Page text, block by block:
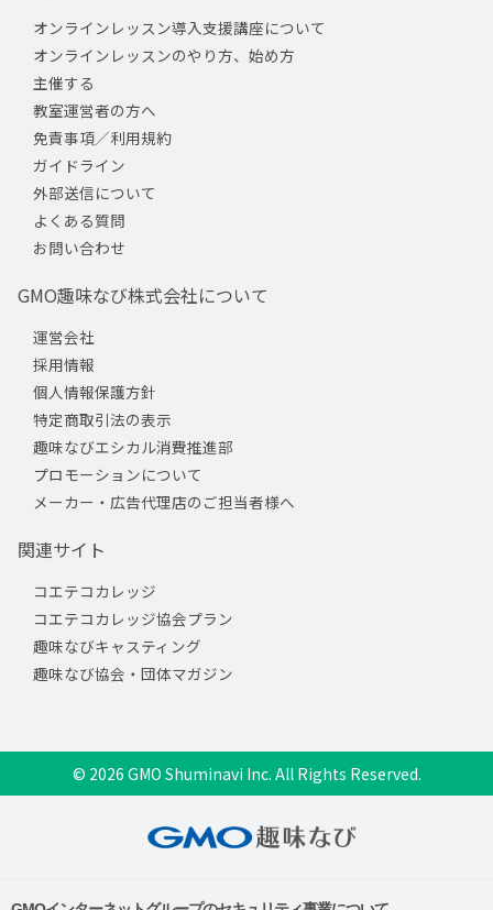
オンラインレッスン導入支援講座について
オンラインレッスンのやり方、始め方
主催する
教室運営者の方へ
免責事項／利用規約
ガイドライン
外部送信について
よくある質問
お問い合わせ
GMO趣味なび株式会社について
運営会社
採用情報
個人情報保護方針
特定商取引法の表示
趣味なびエシカル消費推進部
プロモーションについて
メーカー・広告代理店のご担当者様へ
関連サイト
コエテコカレッジ
コエテコカレッジ協会プラン
趣味なびキャスティング
趣味なび協会・団体マガジン
© 2026 GMO Shuminavi Inc. All Rights Reserved.